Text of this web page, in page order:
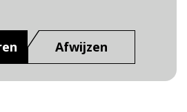
Afwijzen